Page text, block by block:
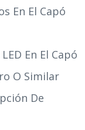
En El Capó
En El Capó
O Similar
De